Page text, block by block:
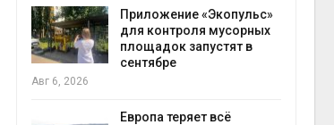
Приложение «Экопульс»
для контроля мусорных
площадок запустят в
сентябре
Авг 6, 2026
Европа теряет всё